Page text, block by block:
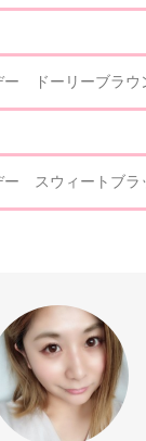
ー ドーリーブラウ
ー スウィートブラ